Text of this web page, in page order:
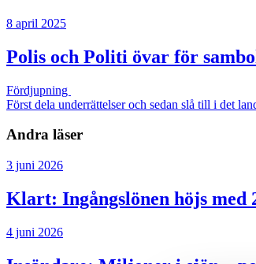
8 april 2025
Polis och Politi övar för
Fördjupning
Först dela underrättelser och sedan slå till i det
Andra läser
3 juni 2026
Klart: Ingångslönen höjs med
4 juni 2026